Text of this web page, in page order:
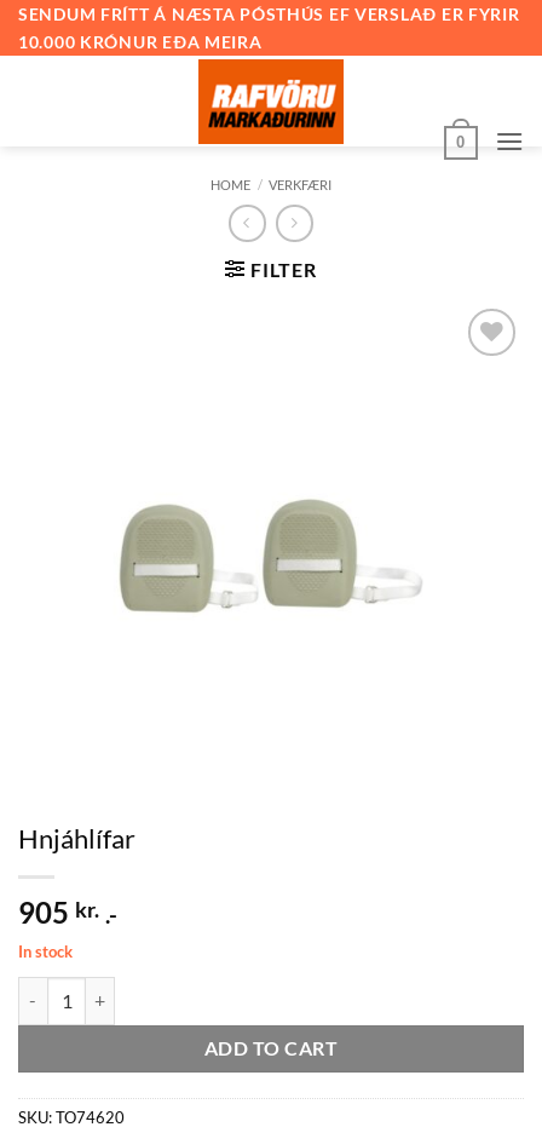
SkipSENDUM FRÍTT Á NÆSTA PÓSTHÚS EF VERSLAÐ ER FYRIR
10.000 KRÓNUR EÐA MEIRA
0
HOME / VERKFÆRI
FILTER
Hnjáhlífar
905 kr. .-
In stock
ADD TO CART
SKU:TO74620